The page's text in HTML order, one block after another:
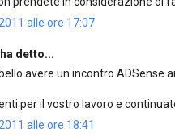
alle ore 17:07
ha detto...
avere un incontro ADSense
per il vostro lavoro e
alle ore 18:41